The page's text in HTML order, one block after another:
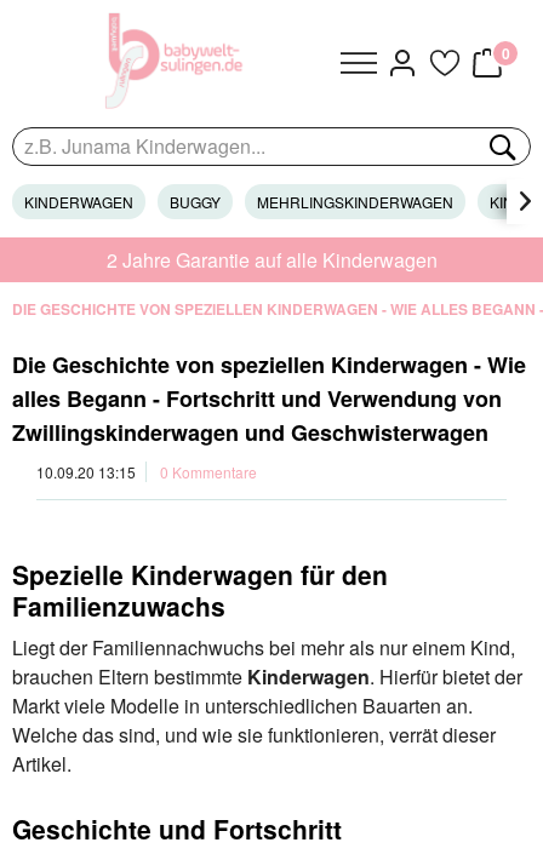
0
KINDERWAGEN BUGGY MEHRLINGSKINDERWAGEN 
2 Jahre Garantie auf alle Kinderwagen
DIE GESCHICHTE VON SPEZIELLEN KINDERWAGEN - WIE ALLES
Die Geschichte von speziellen Kinderwagen - Wie
alles Begann - Fortschritt und Verwendung von
Zwillingskinderwagen und Geschwisterwagen
10.09.20 13:15 0 Kommentare
Spezielle Kinderwagen für den
Familienzuwachs
Liegt der Familiennachwuchs bei mehr als nur einem Kind,
brauchen Eltern bestimmte Kinderwagen. Hierfür bietet der
Markt viele Modelle in unterschiedlichen Bauarten an.
Welche das sind, und wie sie funktionieren, verrät dieser
Artikel.
Geschichte und Fortschritt